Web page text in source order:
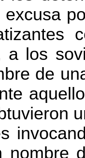
a los
de
nombre